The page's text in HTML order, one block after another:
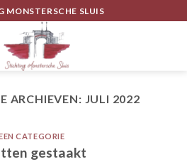
MONSTERSCHE SLUIS
ARCHIEVEN: JULI 2022
CATEGORIE
gestaakt